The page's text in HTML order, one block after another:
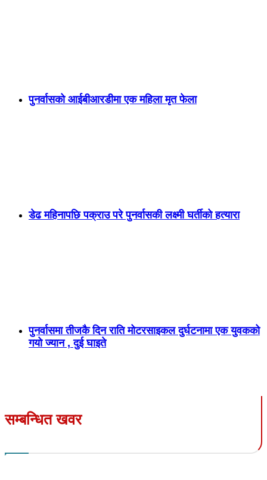
पुनर्वासको आईबीआरडीमा एक महिला मृत फेला
डेढ महिनापछि पक्राउ परे पुनर्वासकी लक्ष्मी घर्तीको हत्यारा
पुनर्वासमा तीजकै दिन राति मोटरसाइकल दुर्घटनामा एक युवकको
गयो ज्यान , दुई घाइते
सम्बन्धित खवर